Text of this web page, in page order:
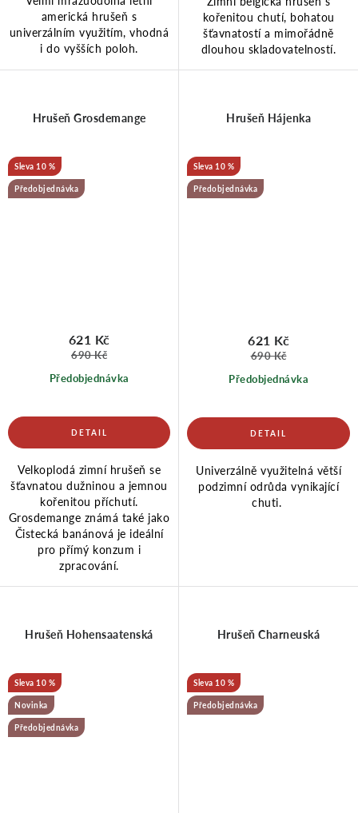
americká hrušeň s
univerzálním využitím, vhodná
i do vyšších poloh.
kořenitou chutí, bohatou
šťavnatostí a mimořádně
dlouhou skladovatelností.
Hrušeň Grosdemange
10 %
Předobjednávka
Předobjednávka
621 Kč
690 Kč
Velkoplodá zimní hrušeň se
šťavnatou dužninou a jemnou
kořenitou příchutí.
Grosdemange známá také jako
Čistecká banánová je ideální
pro přímý konzum i
zpracování.
Hrušeň Hájenka
10 %
Předobjednávka
Předobjednávka
621 Kč
690 Kč
Univerzálně využitelná větší
podzimní odrůda vynikající
chuti.
Hrušeň Hohensaatenská
10 %
Novinka
Předobjednávka
Hrušeň Charneuská
10 %
Předobjednávka